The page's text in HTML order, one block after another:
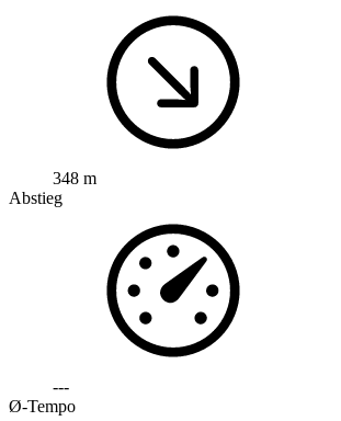
348 m
Abstieg
---
Ø-Tempo